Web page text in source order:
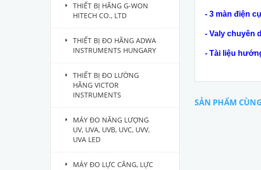
THIẾT BỊ HÃNG G-WON
HITECH CO., LTD
THIẾT BỊ ĐO HÃNG ADWA
INSTRUMENTS HUNGARY
THIẾT BỊ ĐO LƯỜNG
HÃNG VICTOR
INSTRUMENTS
MÁY ĐO NĂNG LƯỢNG
UV, UVA, UVB, UVC, UVV,
UVA LED
MÁY ĐO LỰC CĂNG, LỰC
- 3 màn điện
- Valy chuyên
- Tài liệu h
SẢN PHẨM